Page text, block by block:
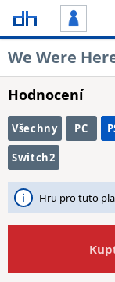
We Were
Hodnocení
Všechny PC
Switch2
Hru pro tuto